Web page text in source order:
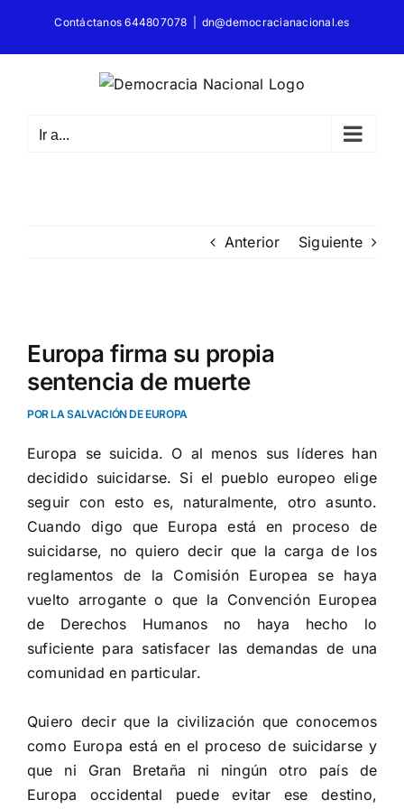
contenido
Contáctanos 644807078 dn@democracianacional.es
Ir a...
Anterior Siguiente
imagen
más
grande
Europa firma su propia
sentencia de muerte
POR LA SALVACIÓN DE EUROPA
Europa se suicida. O al menos sus líderes han
decidido suicidarse. Si el pueblo europeo elige
seguir con esto es, naturalmente, otro asunto.
Cuando digo que Europa está en proceso de
suicidarse, no quiero decir que la carga de los
reglamentos de la Comisión Europea se haya
vuelto arrogante o que la Convención Europea
de Derechos Humanos no haya hecho lo
suficiente para satisfacer las demandas de una
comunidad en particular.
Quiero decir que la civilización que conocemos
como Europa está en el proceso de suicidarse y
que ni Gran Bretaña ni ningún otro país de
Europa occidental puede evitar ese destino,